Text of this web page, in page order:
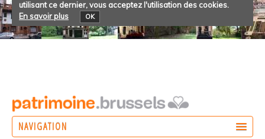
utilisant ce dernier, vous acceptez l'utilisation des cookies.
En savoir plus
OK
NAVIGATION